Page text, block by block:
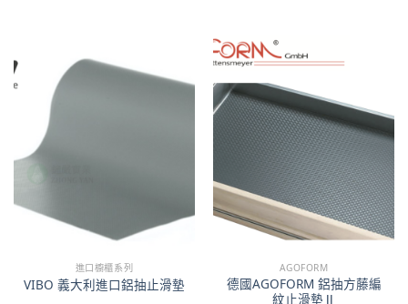
進口櫥櫃系列
VIBO 義大利進口鋁抽止滑墊
AGOFORM
德國AGOFORM 鋁抽方藤編
紋止滑墊Ⅱ